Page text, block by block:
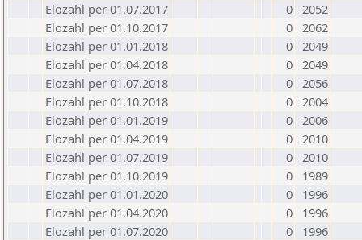
Elozahl per 01.07.2017
0 2052
Elozahl per 01.10.2017
0 2062
Elozahl per 01.01.2018
0 2049
Elozahl per 01.04.2018
0 2049
Elozahl per 01.07.2018
0 2056
Elozahl per 01.10.2018
0 2004
Elozahl per 01.01.2019
0 2006
Elozahl per 01.04.2019
0 2010
Elozahl per 01.07.2019
0 2010
Elozahl per 01.10.2019
0
1989
Elozahl per 01.01.2020
0
1996
Elozahl per 01.04.2020
0
1996
Elozahl per 01.07.2020
0
1996